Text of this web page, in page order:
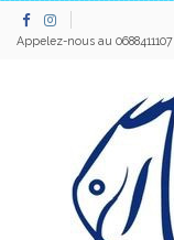
Appelez-nous au 0688411107